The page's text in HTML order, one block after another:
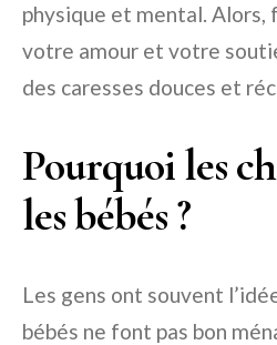
physique et mental.
votre amour et votre
des caresses douces et
Pourquoi les
les bébés ?
Les gens ont souvent
bébés ne font pas bon